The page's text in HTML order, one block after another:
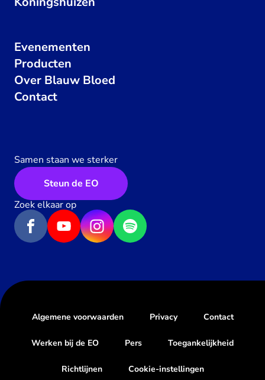
Evenementen
Producten
Over Blauw Bloed
Contact
Samen staan we sterker
Steun de EO
Zoek elkaar op
Algemene voorwaarden Privacy Contact
Werken bij de EO Pers Toegankelijkheid
Richtlijnen Cookie-instellingen